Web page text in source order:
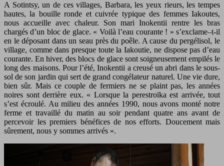
A Sotintsy, un de ces villages, Barbara, les yeux rieurs, les tempes
hautes, la bouille ronde et cuivrée typique des femmes Iakoutes,
nous accueille avec chaleur. Son mari Inokentii rentre les bras
chargés d’un bloc de glace. « Voilà l’eau courante ! » s’exclame–t-il
en le déposant dans un seau près du poêle. A cause du pergélisol, le
village, comme dans presque toute la Iakoutie, ne dispose pas d’eau
courante. En hiver, des blocs de glace sont soigneusement empilés le
long des maisons. Pour l’été, Inokentii a creusé un abri dans le sous-
sol de son jardin qui sert de grand congélateur naturel. Une vie dure,
bien sûr. Mais ce couple de fermiers ne se plaint pas, les années
noires sont derrière eux. « Lorsque la perestroïka est arrivée, tout
s’est écroulé. Au milieu des années 1990, nous avons monté notre
ferme et travaillé du matin au soir pendant quatre ans avant de
percevoir les premiers bénéfices de nos efforts. Doucement mais
sûrement, nous y sommes arrivés ».